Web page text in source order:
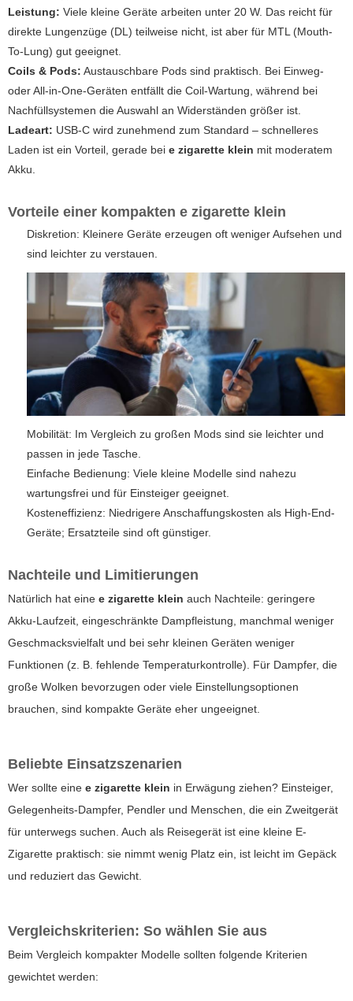
Leistung: Viele kleine Geräte arbeiten unter 20 W. Das reicht für
direkte Lungenzüge (DL) teilweise nicht, ist aber für MTL (Mouth-
To-Lung) gut geeignet.
Coils & Pods: Austauschbare Pods sind praktisch. Bei Einweg-
oder All-in-One-Geräten entfällt die Coil-Wartung, während bei
Nachfüllsystemen die Auswahl an Widerständen größer ist.
Ladeart: USB-C wird zunehmend zum Standard – schnelleres
Laden ist ein Vorteil, gerade bei e zigarette klein mit moderatem
Akku.
Vorteile einer kompakten e zigarette klein
Diskretion: Kleinere Geräte erzeugen oft weniger Aufsehen und
sind leichter zu verstauen.
Mobilität: Im Vergleich zu großen Mods sind sie leichter und
passen in jede Tasche.
Einfache Bedienung: Viele kleine Modelle sind nahezu
wartungsfrei und für Einsteiger geeignet.
Kosteneffizienz: Niedrigere Anschaffungskosten als High-End-
Geräte; Ersatzteile sind oft günstiger.
Nachteile und Limitierungen
Natürlich hat eine e zigarette klein auch Nachteile: geringere
Akku-Laufzeit, eingeschränkte Dampfleistung, manchmal weniger
Geschmacksvielfalt und bei sehr kleinen Geräten weniger
Funktionen (z. B. fehlende Temperaturkontrolle). Für Dampfer, die
große Wolken bevorzugen oder viele Einstellungsoptionen
brauchen, sind kompakte Geräte eher ungeeignet.
Beliebte Einsatzszenarien
Wer sollte eine e zigarette klein in Erwägung ziehen? Einsteiger,
Gelegenheits-Dampfer, Pendler und Menschen, die ein Zweitgerät
für unterwegs suchen. Auch als Reisegerät ist eine kleine E-
Zigarette praktisch: sie nimmt wenig Platz ein, ist leicht im Gepäck
und reduziert das Gewicht.
Vergleichskriterien: So wählen Sie aus
Beim Vergleich kompakter Modelle sollten folgende Kriterien
gewichtet werden: